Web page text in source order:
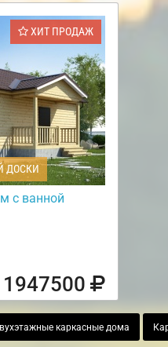
ХИТ ПРОДАЖ
ДОСКИ
с ванной
1947500
каркасные дома